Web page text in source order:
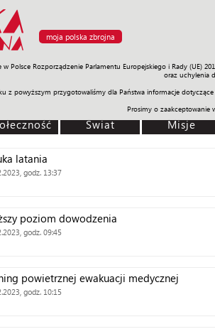
moja polska zbrojna
w Polsce Rozporządzenie Parlamentu Europejskiego i Rady
oraz uchylenia
z powyższym przygotowaliśmy dla Państwa informacje
Prosimy o
Misje Polityka Prawo Świat
Świat Misje
latania
godz. 13:37
poziom dowodzenia
godz. 09:45
powietrznej ewakuacji medycznej
godz. 10:15